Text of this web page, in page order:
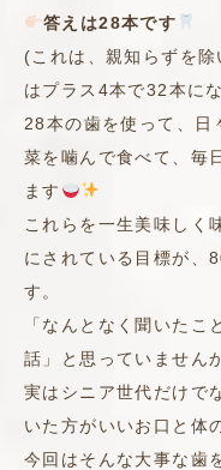
答えは28本です
(これは、親知らずを
はプラス4本で32本に
28本の歯を使って、日
菜を噛んで食べて、毎
ます
これらを一生美味しく
にされている目標が、
す。
「なんとなく聞いた
話」と思っていません
実はシニア世代だけで
いた方がいいお口と体
今回はそんな大事な歯